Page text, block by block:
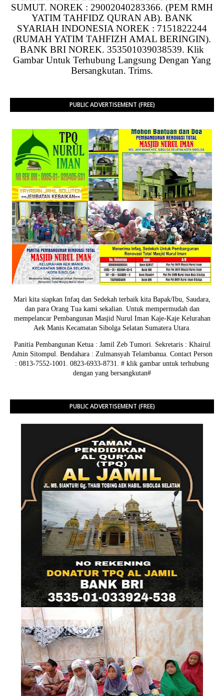
SUMUT. NOREK : 29002040283366. (PEM RMH
YATIM TAHFIDZ QURAN AB). BANK
SYARIAH INDONESIA NOREK : 7151822244
(RUMAH YATIM TAHFIZH AMAL BERINGIN).
BANK BRI NOREK. 353501039038539. Klik
Gambar Untuk Terhubung Langsung Dengan Yang
Bersangkutan. Trims.
PUBLIC ADVERTISEMENT (FREE)
Mari kita siapkan Infaq dan Sedekah terbaik kita Bapak/Ibu, Saudara,
dan para Orang Tua kami sekalian. Untuk mempermudah dan
mempelancar Pembangunan Masjid Nurul Iman Kaje-Kaje Kelurahan
Aek Manis Kecamatan Sibolga Selatan Sumatera Utara.
Panitia Pembangunan Ketua : Jamil Zeb Tumori. Sekretaris : Khairul
Amin Sitompul. Bendahara : Zulmansyah Telambanua. Contact Person
: 0813-7552-1001. 0823-6933-8731. # klik gambar untuk terhubung
dengan yang bersangkutan#
PUBLIC ADVERTISEMENT (FREE)